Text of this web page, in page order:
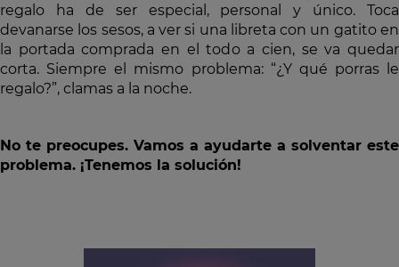
regalo ha de ser especial, personal y único. Toca
devanarse los sesos, a ver si una libreta con un gatito en
la portada comprada en el todo a cien, se va quedar
corta. Siempre el mismo problema: “¿Y qué porras le
regalo?”, clamas a la noche.
No te preocupes. Vamos a ayudarte a solventar este
problema. ¡Tenemos la solución!